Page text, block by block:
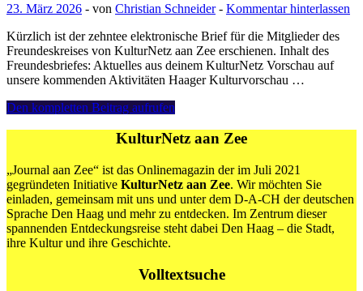
23. März 2026 - von Christian Schneider- Kommentar hinterlassen
Kürzlich ist der zehntee elektronische Brief für die Mitglieder des
Freundeskreises von KulturNetz aan Zee erschienen. Inhalt des
Freundesbriefes: Aktuelles aus deinem KulturNetz Vorschau auf
unsere kommenden Aktivitäten Haager Kulturvorschau …
Zehnte
Freundesbriefes
erschienen
Den kompletten Beitrag aufrufen
KulturNetz aan Zee
„Journal aan Zee“ ist das Onlinemagazin der im Juli 2021
gegründeten Initiative KulturNetz aan Zee. Wir möchten Sie
einladen, gemeinsam mit uns und unter dem D-A-CH der deutschen
Sprache Den Haag und mehr zu entdecken. Im Zentrum dieser
spannenden Entdeckungsreise steht dabei Den Haag – die Stadt,
ihre Kultur und ihre Geschichte.
Volltextsuche